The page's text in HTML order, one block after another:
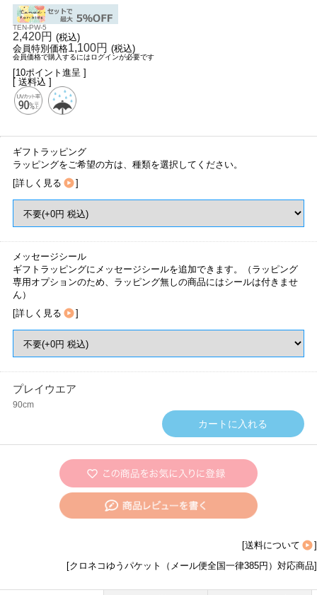
TEN-PW-5
2,420円 (税込)
会員特別価格1,100円 (税込)
会員価格で購入するにはログインが必要です
[10ポイント進呈 ]
[ 送料込 ]
ギフトラッピング
ラッピングをご希望の方は、種類を選択してください。
[詳しく見る ]
メッセージシール
ギフトラッピングにメッセージシールを追加できます。（ラッピング
専用オプションのため、ラッピング無しの商品にはシールは付きませ
ん）
[詳しく見る ]
プレイウエア
90cm
[送料について
]
[クロネコゆうパケット（メール便全国一律385円）対応商品]